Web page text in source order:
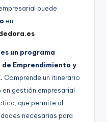
puede
en:
un programa
Emprendimiento y
Comprende un itinerario
gestión empresarial
que permite al
necesarias para